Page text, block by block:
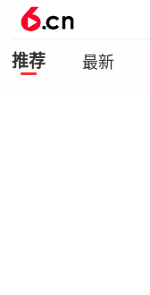
推荐 最新